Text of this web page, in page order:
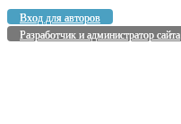
Вход для авторов
Разработчик и администратор сайта